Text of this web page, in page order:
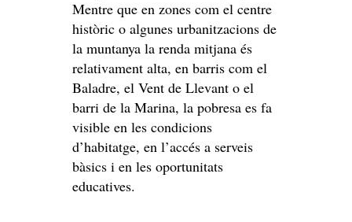
Mentre que en zones com el centre
històric o algunes urbanitzacions de
la muntanya la renda mitjana és
relativament alta, en barris com el
Baladre, el Vent de Llevant o el
barri de la Marina, la pobresa es fa
visible en les condicions
d’habitatge, en l’accés a serveis
bàsics i en les oportunitats
educatives.